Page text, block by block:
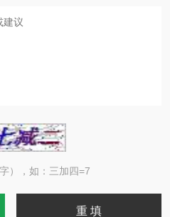
），如：三加四=7